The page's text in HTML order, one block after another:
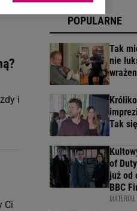
i
Ci
POPULARNE
Tak
nie
Tak
of
już od
BBC
danych poprzez
Zmiana ustawień
celów identyfikacji.
reklam i treści,